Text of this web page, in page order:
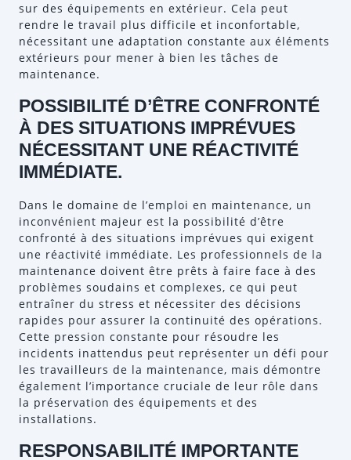
sur des équipements en extérieur. Cela peut
rendre le travail plus difficile et inconfortable,
nécessitant une adaptation constante aux éléments
extérieurs pour mener à bien les tâches de
maintenance.
POSSIBILITÉ D’ÊTRE CONFRONTÉ
À DES SITUATIONS IMPRÉVUES
NÉCESSITANT UNE RÉACTIVITÉ
IMMÉDIATE.
Dans le domaine de l’emploi en maintenance, un
inconvénient majeur est la possibilité d’être
confronté à des situations imprévues qui exigent
une réactivité immédiate. Les professionnels de la
maintenance doivent être prêts à faire face à des
problèmes soudains et complexes, ce qui peut
entraîner du stress et nécessiter des décisions
rapides pour assurer la continuité des opérations.
Cette pression constante pour résoudre les
incidents inattendus peut représenter un défi pour
les travailleurs de la maintenance, mais démontre
également l’importance cruciale de leur rôle dans
la préservation des équipements et des
installations.
RESPONSABILITÉ IMPORTANTE